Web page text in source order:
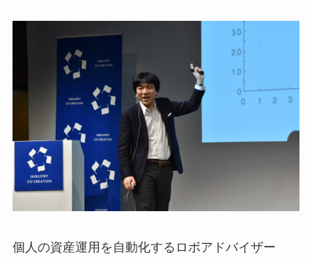
個人の資産運用を自動化するロボアドバイザー